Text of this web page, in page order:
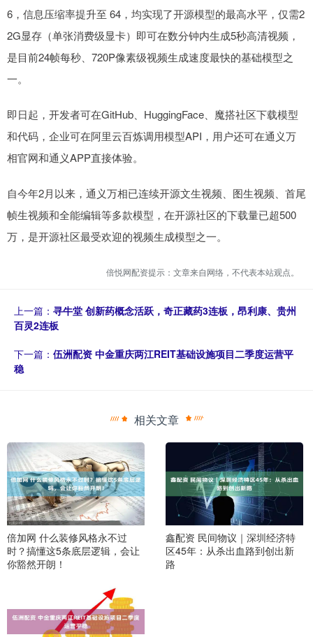
6，信息压缩率提升至 64，均实现了开源模型的最高水平，仅需2
2G显存（单张消费级显卡）即可在数分钟内生成5秒高清视频，
是目前24帧每秒、720P像素级视频生成速度最快的基础模型之
一。
即日起，开发者可在GitHub、HuggingFace、魔搭社区下载模型
和代码，企业可在阿里云百炼调用模型API，用户还可在通义万
相官网和通义APP直接体验。
自今年2月以来，通义万相已连续开源文生视频、图生视频、首尾
帧生视频和全能编辑等多款模型，在开源社区的下载量已超500
万，是开源社区最受欢迎的视频生成模型之一。
倍悦网配资提示：文章来自网络，不代表本站观点。
上一篇： 寻牛堂 创新药概念活跃，奇正藏药3连板，昂利康、贵州
百灵2连板
下一篇： 伍洲配资 中金重庆两江REIT基础设施项目二季度运营平
稳
相关文章
倍加网 什么装修风格永不过
时？搞懂这5条底层逻辑，会让
你豁然开朗！
鑫配资 民间物议｜深圳经济特
区45年：从杀出血路到创出新
路